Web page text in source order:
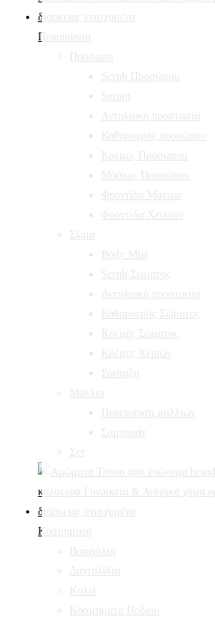
Περιποίηση
Πρόσωπο
Scrub Προσώπου
Serum
Αντηλιακή προστασία
Καθαρισμός προσώπου
Κρέμες Προσώπου
Μάσκες Προσώπου
Φροντίδα Ματιών
Φροντίδα Χειλιών
Σώμα
Body Mist
Scrub Σώματος
Αντηλιακή προστασία
Καθαρισμός Σώματος
Κρέμες Σώματος
Κρέμες Χεριών
Σύσφιξη
Mαλλιά
Περιποίηση μαλλιών
Σαμπουάν
Σετ
Κοσμήματα
Βραχιόλια
Δαχτυλίδια
Κολιέ
Κοσμήματα Ποδιού